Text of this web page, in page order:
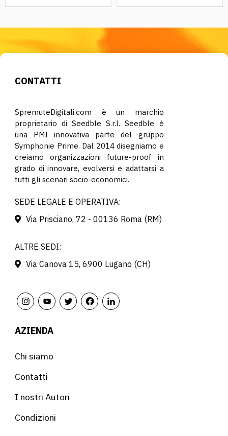
CONTATTI
SpremuteDigitali.com è un marchio
proprietario di Seedble S.r.l. Seedble è
una PMI innovativa parte del gruppo
Symphonie Prime. Dal 2014 disegniamo e
creiamo organizzazioni future-proof in
grado di innovare, evolversi e adattarsi a
tutti gli scenari socio-economici.
SEDE LEGALE E OPERATIVA:
Via Prisciano, 72 - 00136 Roma (RM)
ALTRE SEDI:
Via Canova 15, 6900 Lugano (CH)
AZIENDA
Chi siamo
Contatti
I nostri Autori
Condizioni